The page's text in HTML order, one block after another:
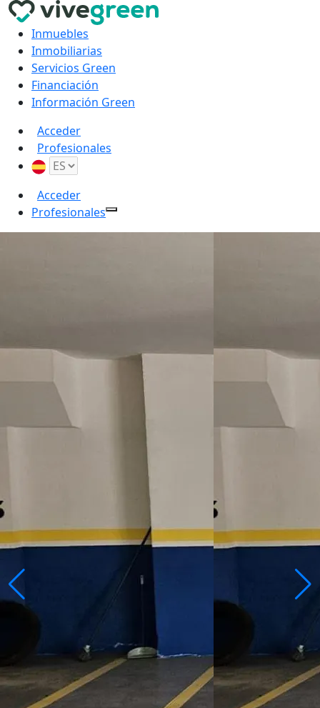
Inmuebles
Inmobiliarias
Servicios Green
Financiación
Información Green
Acceder
Profesionales
Acceder
Profesionales